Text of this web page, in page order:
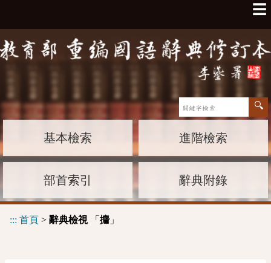
☰
基本檢索 進階檢索
部首索引 辭典附錄
::: 首頁 > 辭典檢視「 攟」